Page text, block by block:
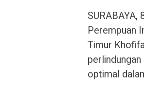
Perempuan
Timur
optimal